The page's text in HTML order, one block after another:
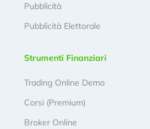
Pubblicità
Pubblicità Elettorale
Strumenti Finanziari
Trading Online Demo
Corsi (Premium)
Broker Online